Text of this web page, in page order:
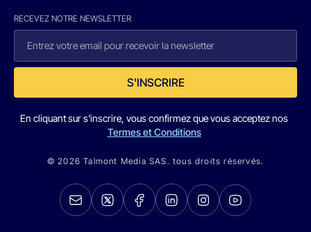
RECEVEZ NOTRE NEWSLETTER
S'INSCRIRE
En cliquant sur s'inscrire, vous confirmez que vous acceptez nos
Termes et Conditions
© 2026 Talmont Media SAS. tous droits réservés.